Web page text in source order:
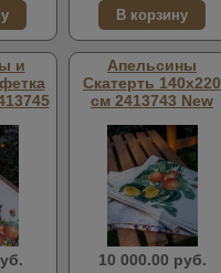
и
Апельсины
Скатерть 140х220
см 2413743 New
10 000.00 руб.